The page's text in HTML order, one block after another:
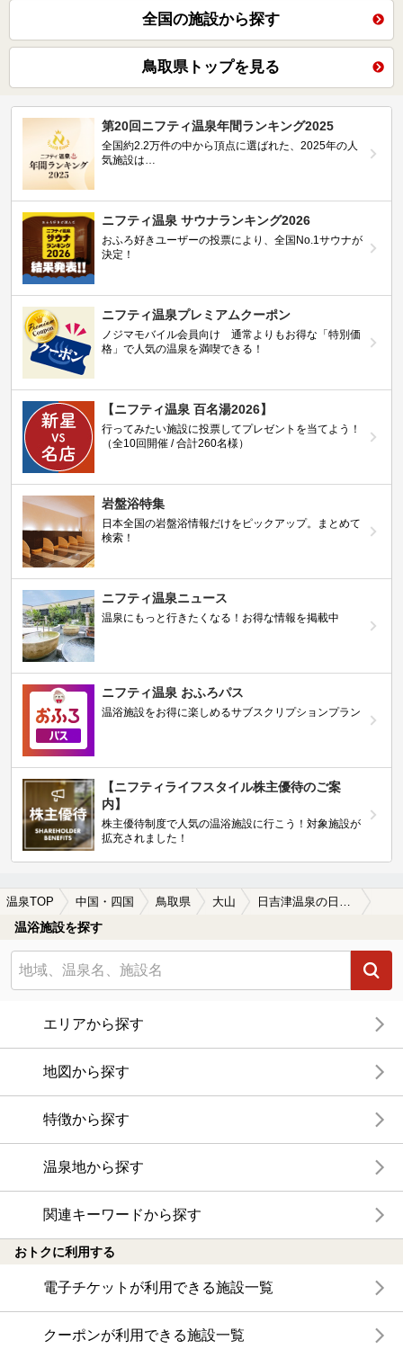
全国の施設から探す
鳥取県トップを見る
第20回ニフティ温泉年間ランキング2025
全国約2.2万件の中から頂点に選ばれた、2025年の人
気施設は…
ニフティ温泉 サウナランキング2026
おふろ好きユーザーの投票により、全国No.1サウナが
決定！
ニフティ温泉プレミアムクーポン
ノジマモバイル会員向け 通常よりもお得な「特別価
格」で人気の温泉を満喫できる！
【ニフティ温泉 百名湯2026】
行ってみたい施設に投票してプレゼントを当てよう！
（全10回開催 / 合計260名様）
岩盤浴特集
日本全国の岩盤浴情報だけをピックアップ。まとめて
検索！
ニフティ温泉ニュース
温泉にもっと行きたくなる！お得な情報を掲載中
ニフティ温泉 おふろパス
温浴施設をお得に楽しめるサブスクリプションプラン
【ニフティライフスタイル株主優待のご案
内】
株主優待制度で人気の温浴施設に行こう！対象施設が
拡充されました！
温泉TOP 中国・四国 鳥取県 大山
温浴施設を探す
エリアから探す
地図から探す
特徴から探す
温泉地から探す
関連キーワードから探す
おトクに利用する
電子チケットが利用できる施設一覧
クーポンが利用できる施設一覧